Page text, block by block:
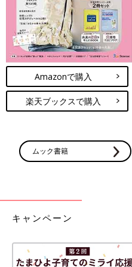
Amazonで購入
楽天ブックスで購入
ムック書籍
キャンペーン